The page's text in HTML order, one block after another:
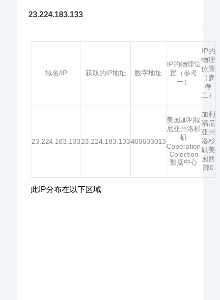
23.224.183.133
域名/IP 获取的IP地址 数字地址
IP的物理位
置（参考
一）
IP的
物理
位置
（参
考
二）
23.224.183.13323.224.183.133400603013
美国加利福
尼亚州洛杉
矶
Coperation
Coloction
数据中心
加利
福尼
亚州
洛杉
矶美
国西
部0
此IP分布在以下区域